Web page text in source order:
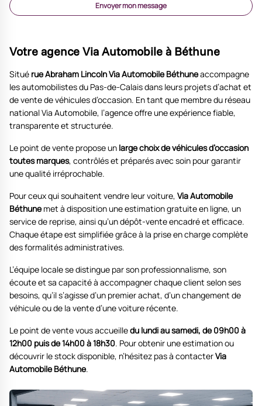
Envoyer mon message
Votre agence Via Automobile à Béthune
Situé rue Abraham LincolnVia Automobile Béthuneaccompagne
les automobilistes du Pas-de-Calais dans leurs projets d’achat et
de vente de véhicules d’occasion. En tant que membre du réseau
national Via Automobile, l’agence offre une expérience fiable,
transparente et structurée.
Le point de vente propose un large choix de véhicules d’occasion
toutes marques, contrôlés et préparés avec soin pour garantir
une qualité irréprochable.
Pour ceux qui souhaitent vendre leur voiture, Via Automobile
Béthunemet à disposition une estimation gratuite en ligne, un
service de reprise, ainsi qu’un dépôt-vente encadré et efficace.
Chaque étape est simplifiée grâce à la prise en charge complète
des formalités administratives.
L’équipe locale se distingue par son professionnalisme, son
écoute et sa capacité à accompagner chaque client selon ses
besoins, qu’il s’agisse d’un premier achat, d’un changement de
véhicule ou de la vente d’une voiture récente.
Le point de vente vous accueilledu lundi au samedi, de 09h00 à
12h00 puis de 14h00 à 18h30. Pour obtenir une estimation ou
découvrir le stock disponible, n’hésitez pas à contacterVia
Automobile Béthune.